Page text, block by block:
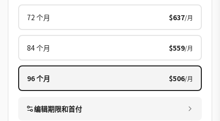
72 个月 $637/月
84个月 $559/月
96个月 $506/月
编辑期限和首付